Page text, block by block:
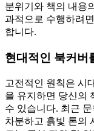
분위기와 책의 내용
과적으로 수행하려
합니다.
현대적인 북커버
고전적인 원칙은 시
을 유지하면 당신의
수 있습니다. 최근
차분하고 흙빛 톤의